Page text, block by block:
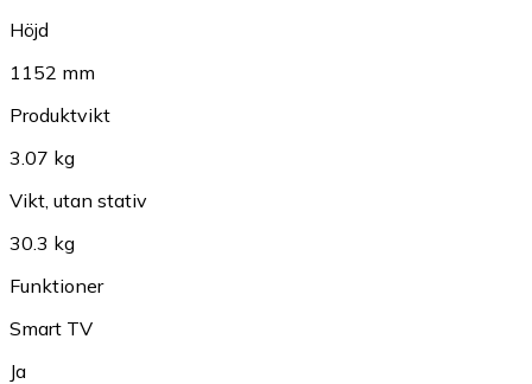
Höjd
1152 mm
Produktvikt
3.07 kg
Vikt, utan stativ
30.3 kg
Funktioner
Smart TV
Ja